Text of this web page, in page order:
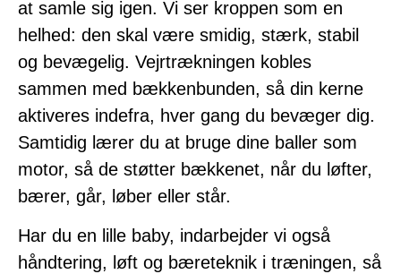
at samle sig igen. Vi ser kroppen som en
helhed: den skal være smidig, stærk, stabil
og bevægelig. Vejrtrækningen kobles
sammen med bækkenbunden, så din kerne
aktiveres indefra, hver gang du bevæger dig.
Samtidig lærer du at bruge dine baller som
motor, så de støtter bækkenet, når du løfter,
bærer, går, løber eller står.
Har du en lille baby, indarbejder vi også
håndtering, løft og bæreteknik i træningen, så